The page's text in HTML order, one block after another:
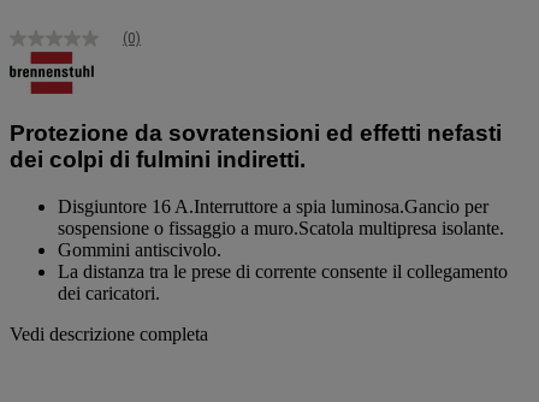
Nessuna
valutazione
Stesso
alla
pagina.
(0)
Protezione da sovratensioni ed effetti nefasti
dei colpi di fulmini indiretti.
Disgiuntore 16 A.Interruttore a spia luminosa.Gancio per
sospensione o fissaggio a muro.Scatola multipresa isolante.
Gommini antiscivolo.
La distanza tra le prese di corrente consente il collegamento
dei caricatori.
Vedi descrizione completa